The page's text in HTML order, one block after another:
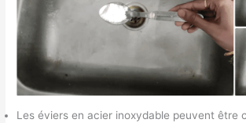
Les éviers en acier inoxydable peuvent être